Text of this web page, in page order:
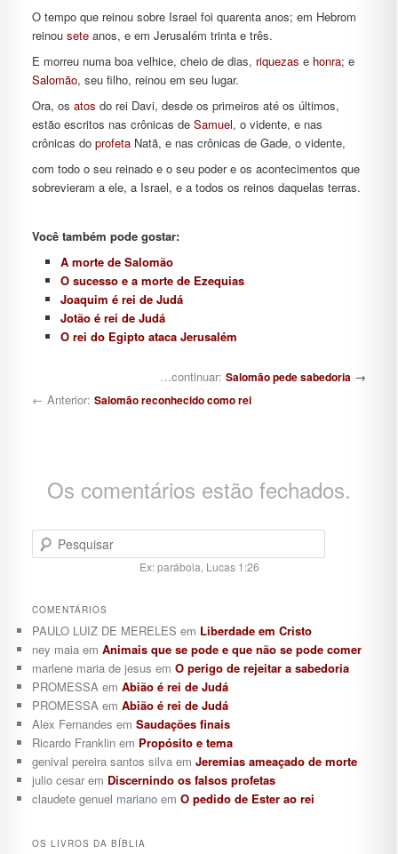
O tempo que reinou sobre Israel foi quarenta anos; em Hebrom
reinou seteanos, e em Jerusalém trinta e três.
E morreu numa boa velhice, cheio de dias, riquezas e honra; e
Salomão, seu filho, reinou em seu lugar.
Ora, os atos do rei Davi, desde os primeiros até os últimos,
estão escritos nas crônicas de Samuel, o vidente, e nas
crônicas do profetaNatã, e nas crônicas de Gade, o vidente,
com todo o seu reinado e o seu poder e os acontecimentos que
sobrevieram a ele, a Israel, e a todos os reinos daquelas terras.
Você também pode gostar:
A morte de Salomão
O sucesso e a morte de Ezequias
Joaquim é rei de Judá
Jotão é rei de Judá
O rei do Egipto ataca Jerusalém
…continuar: Salomão pede sabedoria →
← Anterior: Salomão reconhecido como rei
Os comentários estão fechados.
Pesquisar
Ex: parábola, Lucas 1:26
COMENTÁRIOS
PAULO LUIZ DE MERELES em Liberdade em Cristo
ney maiaem Animais que se pode e que não se pode comer
marlene maria de jesus em O perigo de rejeitar a sabedoria
PROMESSAem Abião é rei de Judá
PROMESSAem Abião é rei de Judá
Alex Fernandes em Saudações finais
Ricardo Franklinem Propósito e tema
genival pereira santos silvaem Jeremias ameaçado de morte
julio cesarem Discernindo os falsos profetas
claudete genuel marianoem O pedido de Ester ao rei
OS LIVROS DA BÍBLIA